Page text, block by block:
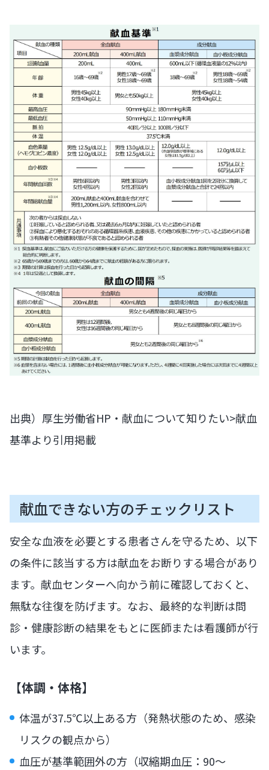
出典）厚生労働省HP・献血について知りたい>献血
基準より引用掲載
献血できない方のチェックリスト
安全な血液を必要とする患者さんを守るため、以下
の条件に該当する方は献血をお断りする場合があり
ます。献血センターへ向かう前に確認しておくと、
無駄な往復を防げます。なお、最終的な判断は問
診・健康診断の結果をもとに医師または看護師が行
います。
【体調・体格】
体温が37.5℃以上ある方（発熱状態のため、感染
リスクの観点から）
血圧が基準範囲外の方（収縮期血圧：90〜